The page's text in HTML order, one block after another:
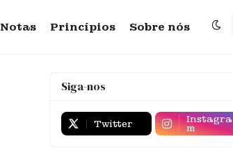
Notas Princípios Sobre nós
Siga-nos
Twitter Instagra
m